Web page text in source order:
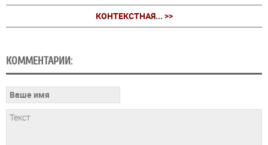
КОНТЕКСТНАЯ... >>
КОММЕНТАРИИ: